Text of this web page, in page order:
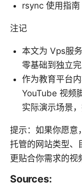
rsync 使用指
注记
本文为 Vps服
零基础到独立
作为教育平台
YouTube 视频
实际演示场景
提示：如果你愿意
托管的网站类型、
更贴合你需求的视
Sources: